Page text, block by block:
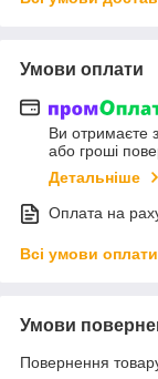
Умови оплати
Ви отримаєте
або гроші
Детальніше
Оплата на
Всі умови оплати
Умови
Повернення